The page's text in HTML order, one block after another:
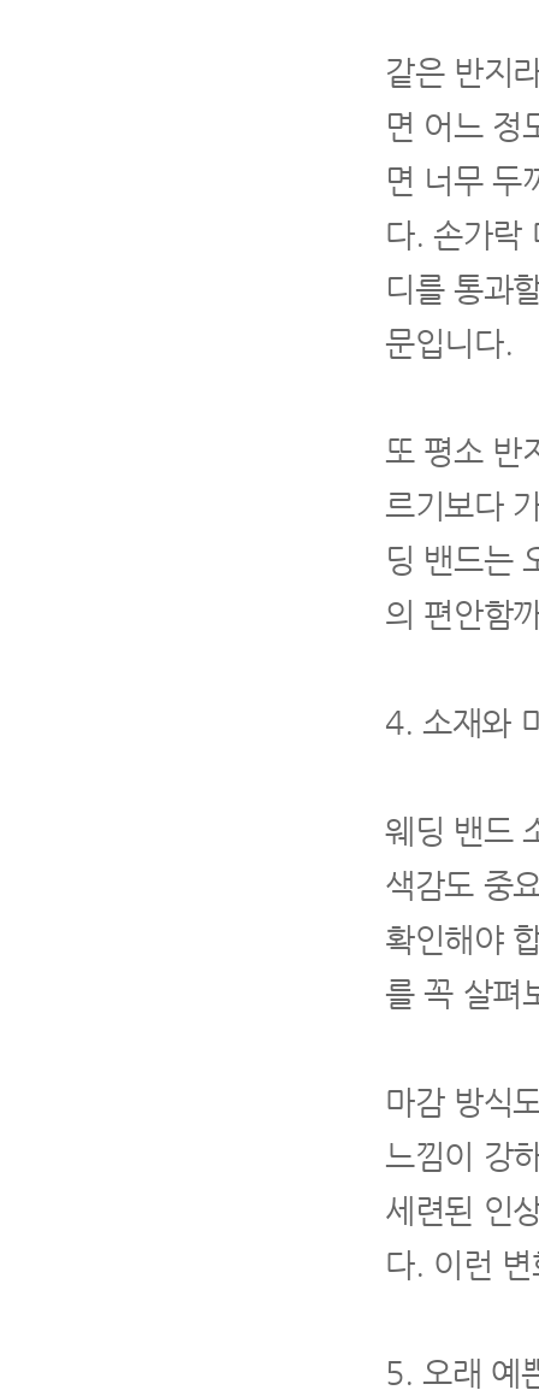
같은 반지
면 어느 정
면 너무 두
다. 손가락
디를 통과
문입니다.
또 평소 반
르기보다
딩 밴드는
의 편안함
4. 소재와
웨딩 밴드
색감도 중
확인해야
를 꼭 살펴
마감 방식
느낌이 강
세련된 인
다. 이런
5. 오래 예